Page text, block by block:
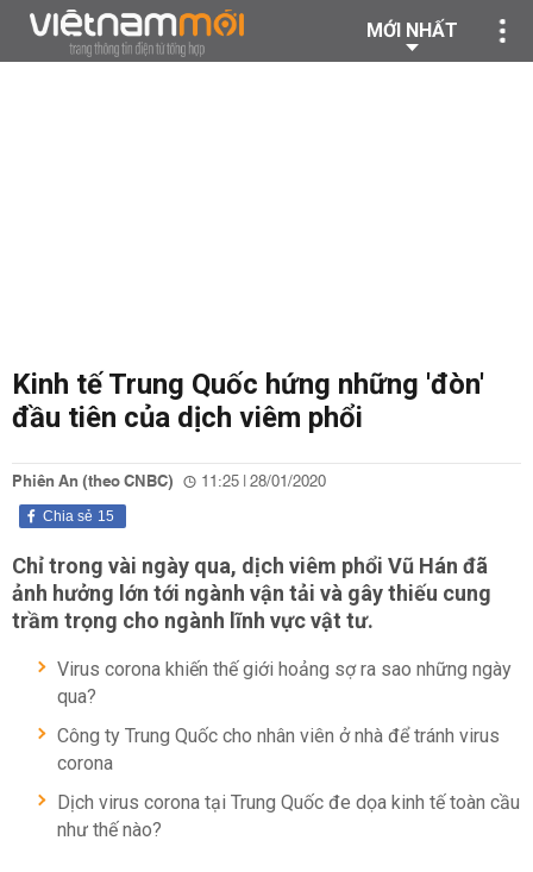
MỚI NHẤT
Kinh tế Trung Quốc hứng những 'đòn'
đầu tiên của dịch viêm phổi
Phiên An (theo CNBC) 11:25 | 28/01/2020
15
Chia sẻ
Chỉ trong vài ngày qua, dịch viêm phổi Vũ Hán đã
ảnh hưởng lớn tới ngành vận tải và gây thiếu cung
trầm trọng cho ngành lĩnh vực vật tư.
Virus corona khiến thế giới hoảng sợ ra sao những ngày
qua?
Công ty Trung Quốc cho nhân viên ở nhà để tránh virus
corona
Dịch virus corona tại Trung Quốc đe dọa kinh tế toàn cầu
như thế nào?